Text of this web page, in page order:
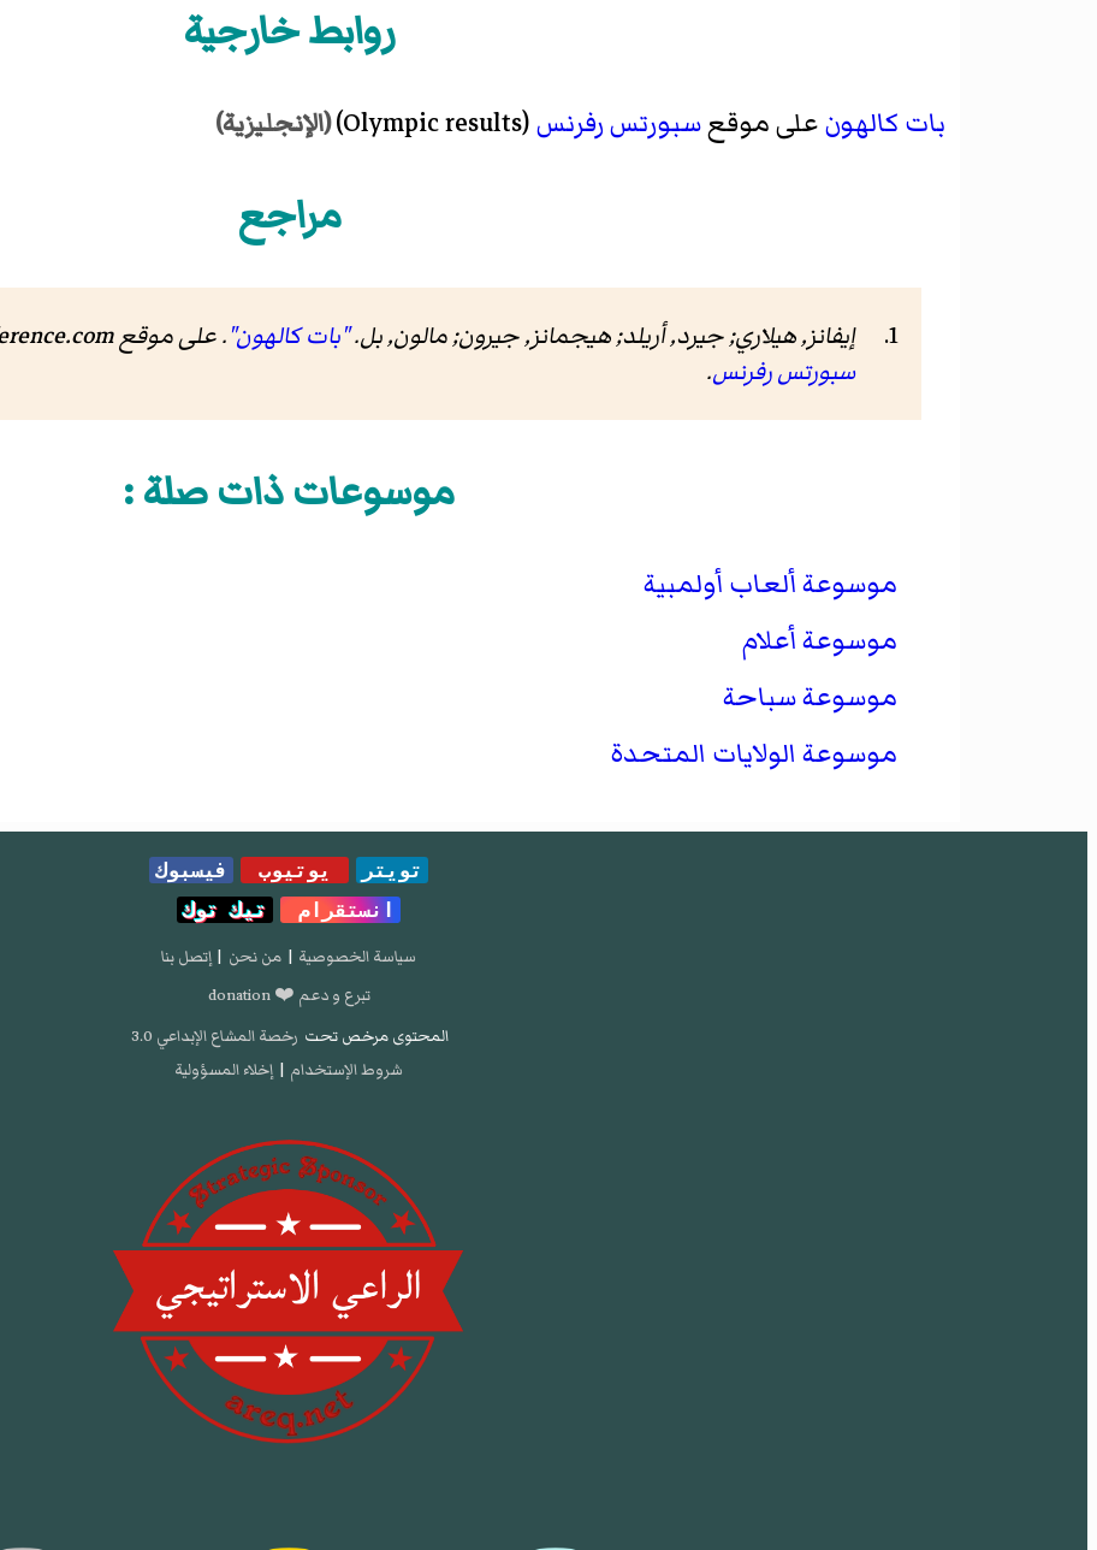
روابط خارجية
بات كالهونعلى موقعسبورتس رفرنس(Olympic results) (الإنجليزية)
مراجع
إيفانز, هيلاري; جيرد, أريلد; هيجمانز, جيرون; مالون, بل."بات كالهون".على موقع Sports-Reference.com
سبورتس رفرنس.
موسوعات ذات صلة :
موسوعة ألعاب أولمبية
موسوعة أعلام
موسوعة سباحة
موسوعة الولايات المتحدة
تويتر يوتيوب
فيسبوك
انستقرام
تيك توك
سياسة الخصوصية | من نحن | إتصل بنا
تبرع و دعم ❤️ donation
المحتوى مرخص تحت رخصة المشاع الإبداعي 3.0
شروط الإستخدام | إخلاء المسؤولية